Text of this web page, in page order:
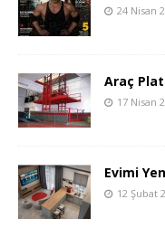
24 Nisan
Araç
17 Nisan
Evimi
12 Şubat